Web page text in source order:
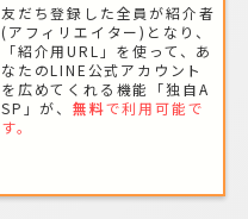
友だち登録した全員が紹介者
(アフィリエイター)となり、
「紹介用URL」を使って、あ
なたのLINE公式アカウント
を広めてくれる機能「独自A
SP」が、 無料で利用可能で
す。